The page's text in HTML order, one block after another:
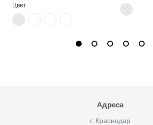
Цвет
Адреса
г. Краснодар